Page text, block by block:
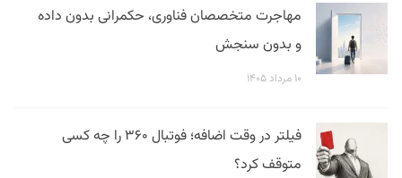
مهاجرت متخصصان فناوری، حکمرانی بدون داده
و بدون سنجش
۱۰ مرداد ۱۴۰۵
فیلتر در وقت اضافه؛ فوتبال ۳۶۰ را چه کسی
متوقف کرد؟